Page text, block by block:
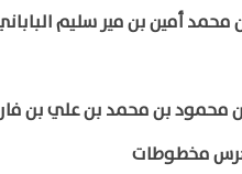
محمد أمين بن مير سليم
محمود بن محمد بن علي بن
مخطوطات